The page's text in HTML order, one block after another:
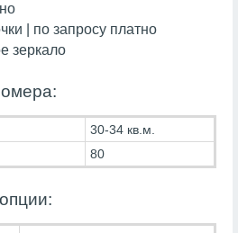
| по запросу платно
зеркало
30-34 кв.м.
80